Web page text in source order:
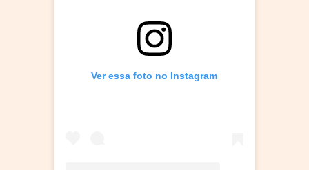
Ver essa foto no Instagram